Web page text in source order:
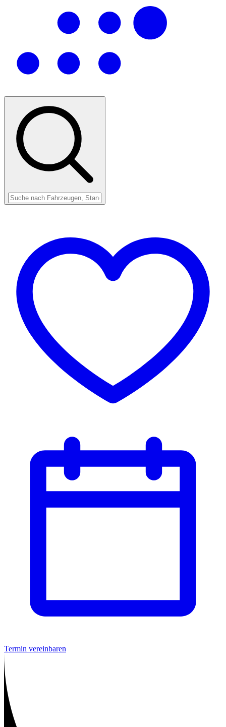
Termin vereinbaren